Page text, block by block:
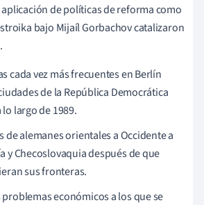
de políticas de reforma como
bajo Mijaíl Gorbachov catalizaron
cada vez más frecuentes en Berlín
de la República Democrática
lo largo de 1989.
de alemanes orientales a Occidente a
y Checoslovaquia después de que
sus fronteras.
económicos a los que se